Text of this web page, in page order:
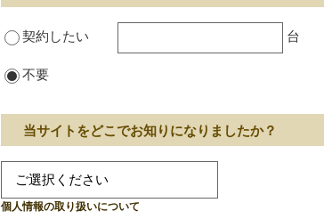
契約したい 台
不要
当サイトをどこでお知りになりましたか？
個人情報の取り扱いについて